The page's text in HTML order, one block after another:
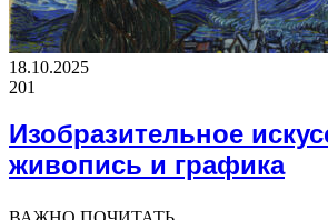
18.10.2025
201
Изобразительное
живопись и графика